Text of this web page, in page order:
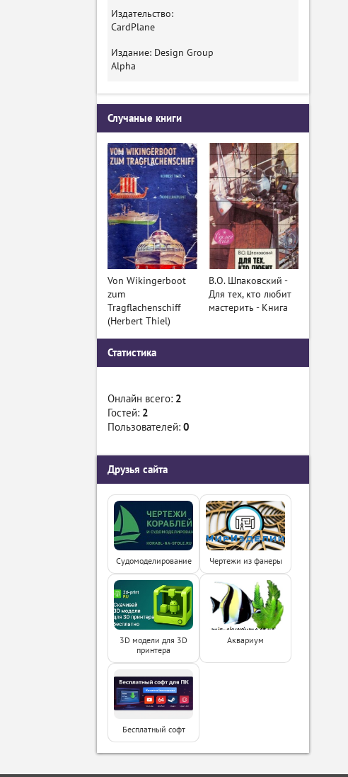
Издательство:
CardPlane
Издание: Design Group
Alpha
Случаные книги
Von Wikingerboot
zum
Tragflachenschiff
(Herbert Thiel)
В.О. Шпаковский -
Для тех, кто любит
мастерить - Книга
Статистика
Онлайн всего: 2
Гостей: 2
Пользователей: 0
Друзья сайта
Судомоделирование Чертежи из фанеры
3D модели для 3D
принтера
Аквариум
Бесплатный софт